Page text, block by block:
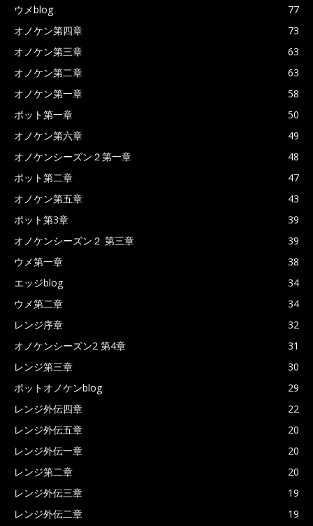
ウメblog
77
オノケン第四章
73
オノケン第三章
63
オノケン第二章
63
オノケン第一章
58
ポット第一章
50
オノケン第六章
49
オノケンシーズン２第一章
48
ポット第二章
47
オノケン第五章
43
ポット第3章
39
オノケンシーズン２ 第三章
39
ウメ第一章
38
エッジblog
34
ウメ第二章
34
レンジ序章
32
オノケンシーズン2 第4章
31
レンジ第三章
30
ポットオノケンblog
29
レンジ外伝四章
22
レンジ外伝五章
20
レンジ外伝一章
20
レンジ第二章
20
レンジ外伝三章
19
レンジ外伝二章
19